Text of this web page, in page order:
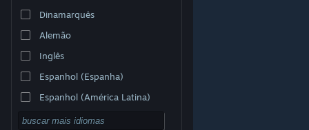
Dinamarquês
Alemão
Inglês
Espanhol (Espanha)
Espanhol (América Latina)